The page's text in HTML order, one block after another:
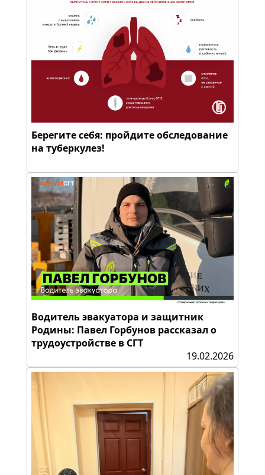
Берегите себя: пройдите обследование
на туберкулез!
Водитель эвакуатора и защитник
Родины: Павел Горбунов рассказал о
трудоустройстве в СГТ
19.02.2026